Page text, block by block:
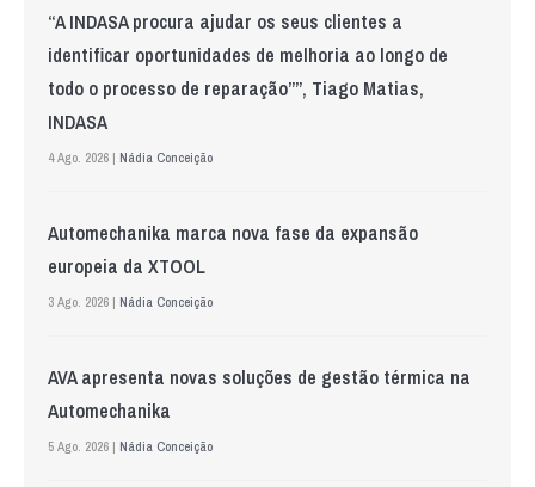
“A INDASA procura ajudar os seus clientes a
identificar oportunidades de melhoria ao longo de
todo o processo de reparação””, Tiago Matias,
INDASA
4 Ago. 2026 | Nádia Conceição
Automechanika marca nova fase da expansão
europeia da XTOOL
3 Ago. 2026 | Nádia Conceição
AVA apresenta novas soluções de gestão térmica na
Automechanika
5 Ago. 2026 | Nádia Conceição